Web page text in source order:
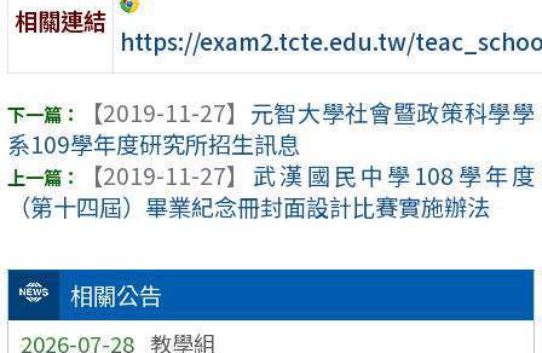
相關公告
2026-07-28 教學組
相關連結
https://exam2.tcte.edu.tw/
【2019-11-27】 元智大學社會暨政策科學學
系109學年度研究所招生訊息
【2019-11-27】
武漢國民中學108學年度
（第十四屆）畢業紀念冊封面設計比賽實施辦法